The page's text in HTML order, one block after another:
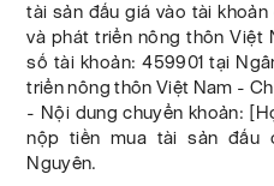
tài sản đấu giá vào tài
và phát triển nông thôn Việt
số tài khoản: 459901 tại
triển nông thôn Việt Nam -
- Nội dung chuyển khoản:
nộp tiền mua tài sản đấu
Nguyên.